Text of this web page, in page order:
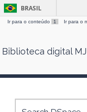
Skip
BRASIL
Ir para o conteúdo 1 Ir para o
Biblioteca digital MJ